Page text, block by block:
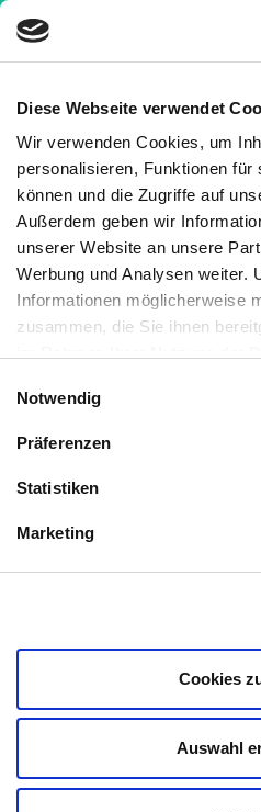
Diese Webseite verwendet
Wir verwenden Cookies, um
personalisieren, Funktionen
können und die Zugriffe auf
Außerdem geben wir
unserer Website an unsere
Werbung und Analysen weiter.
Informationen möglicherweise
zusammen, die Sie ihnen
haben. Sie können jederzeit
widerrufen oder ändern:
sich auch ein Link in der
Cookies um diese jederzeit
können.
Notwendig
Präferenzen
Statistiken
Marketing
Cookies
Auswahl
Krankheiten»Weitere
Schlafstörungen
Jeder zehnte Mensch
wachen können schlecht
mitten in der Nacht auf
schlecht, dass sie
aufwachen. Guter
Gesundheit, weil in der
Regenerationsprozesse
beeinflussen den
Erfahren Sie mehr über
Sie Ihren Schlaf
Mit Ashwagandha
bekämpfen?
Vielfältige Wirkungen eines
wissenschaftlicher Name
Kornelia C. Rebel 25. November